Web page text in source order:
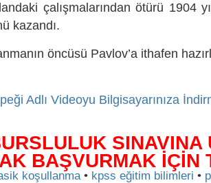
çalışmalarından ötürü 1904
kazandı.
öncüsü Pavlov’a ithafen
Adlı Videoyu Bilgisayarınıza
SINAVINA
BAŞVURMAK İÇİN
koşullanma• kpss eğitim bilimleri •